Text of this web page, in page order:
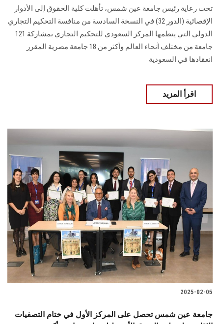
تحت رعاية رئيس جامعة عين شمس، تأهلت كلية الحقوق إلى ‏الأدوار
الإقصائية (الدور 32) في النسخة السادسة من منافسة التحكيم التجاري
الدولي التي ‏ينظمها المركز السعودي للتحكيم التجاري بمشاركة 121
جامعة من مختلف أنحاء العالم وأكثر ‏من 18 جامعة مصرية المقرر
انعقادها في السعودية‎
اقرأ المزيد
2025-02-05
جامعة عين شمس تحصل على المركز الأول في ختام التصفيات